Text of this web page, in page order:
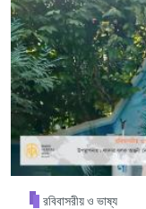
রবিবাসরীয় ও ভাষ্য